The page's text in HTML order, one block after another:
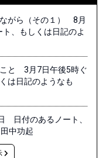
がら（その１） 8月
、もしくは日記のよ
と 3月7日午後5時ぐ
は日記のようなも
日付のあるノート、
中功起